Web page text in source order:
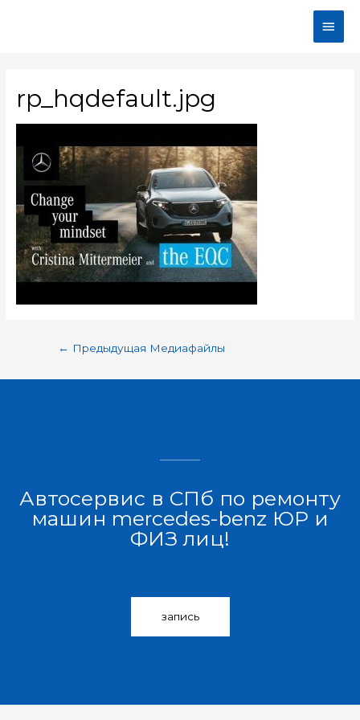
rp_hqdefault.jpg
← Предыдущая Медиафайлы
Автосервис в СПб по ремонту
машин mercedes-benz ЮР и
ФИЗ лиц!
запись